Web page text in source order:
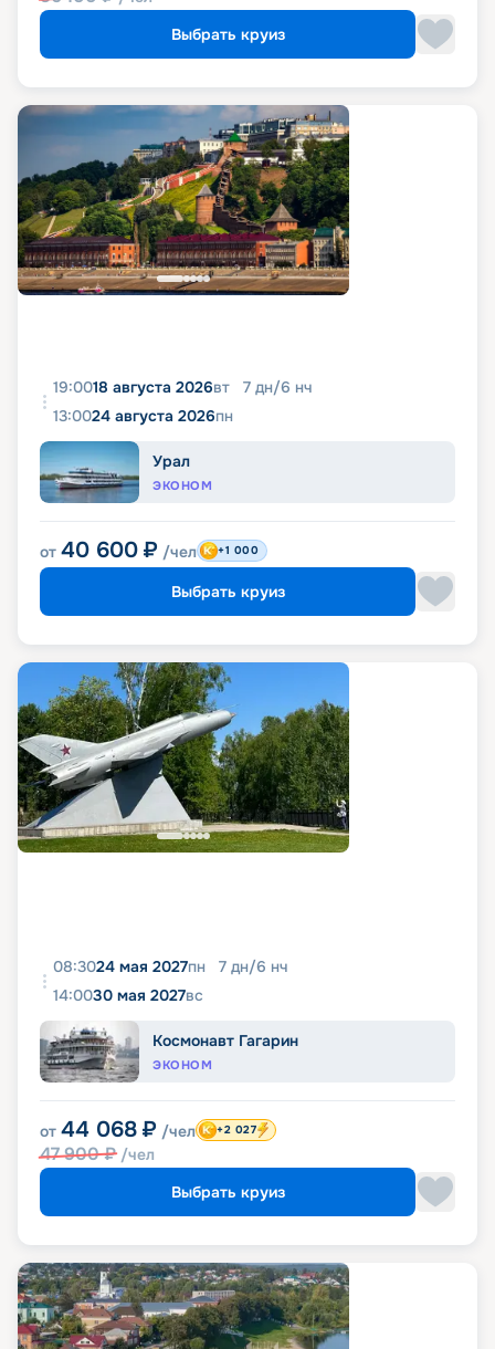
Выбрать круиз
19:0018 августа 2026вт 7 дн/6 нч
13:0024 августа 2026пн
Урал
ЭКОНОМ
от 40 600 ₽ /чел +1 000
Выбрать круиз
08:3024 мая 2027пн 7 дн/6 нч
14:0030 мая 2027вс
Космонавт Гагарин
ЭКОНОМ
от 44 068 ₽ /чел
47 900₽ /чел
+2 027
Выбрать круиз